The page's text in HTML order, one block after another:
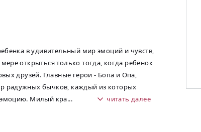
в удивительный мир эмоций и чувств,
открыться только тогда, когда ребенок
друзей. Главные герои - Бопа и Опа,
радужных бычков, каждый из которых
Милый кра... читать далее